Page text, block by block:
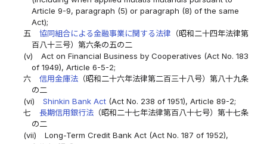
Article 9-9, paragraph (5) or paragraph (8) of the same
Act);
五
協同組合による金融事業に関する法律 （昭和二十四年法律第
百八十三号）第六条の五の二
(v)
Act on Financial Business by Cooperatives (Act No. 183
of 1949), Article 6-5-2;
六
信用金庫法（昭和二十六年法律第二百三十八号）第八十九条
の二
(vi)
Shinkin Bank Act(Act No. 238 of 1951), Article 89-2;
七
長期信用銀行法（昭和二十七年法律第百八十七号）第十七条
の二
(vii)
Long-Term Credit Bank Act (Act No. 187 of 1952),